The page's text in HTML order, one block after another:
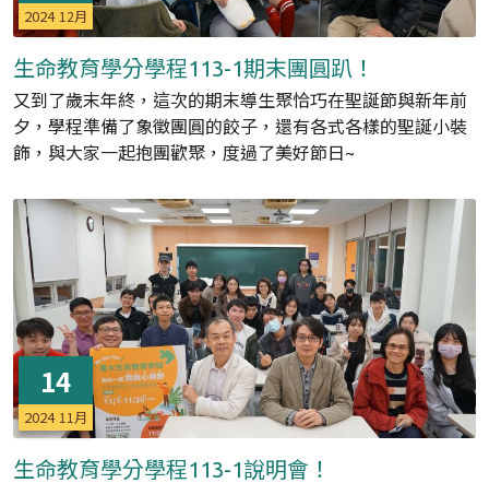
2024 12月
生命教育學分學程113-1期末團圓趴！
又到了歲末年終，這次的期末導生聚恰巧在聖誕節與新年前
夕，學程準備了象徵團圓的餃子，還有各式各樣的聖誕小裝
飾，與大家一起抱團歡聚，度過了美好節日~
14
2024 11月
生命教育學分學程113-1說明會！